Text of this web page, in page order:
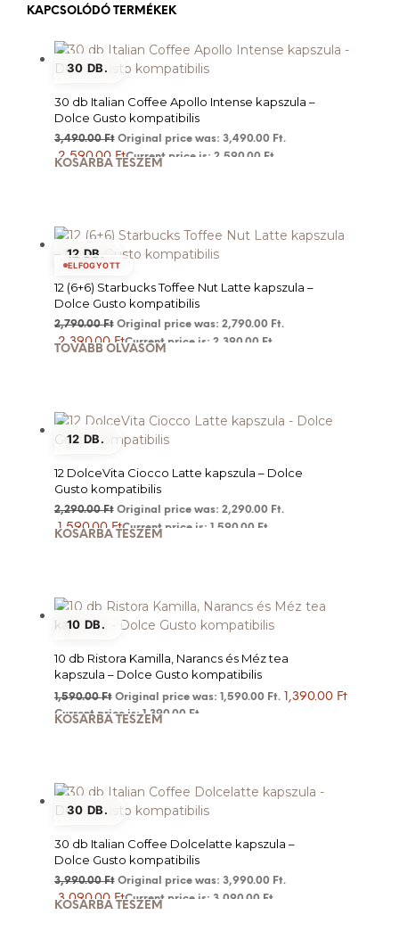
KAPCSOLÓDÓ TERMÉKEK
30 DB.
30 db Italian Coffee Apollo Intense kapszula –
Dolce Gusto kompatibilis
3,490.00Ft Original price was: 3,490.00 Ft.
2,590.00 FtCurrent price is: 2,590.00 Ft.
KOSÁRBA TESZEM
12 DB.
ELFOGYOTT
12 (6+6) Starbucks Toffee Nut Latte kapszula –
Dolce Gusto kompatibilis
2,790.00Ft Original price was: 2,790.00 Ft.
2,390.00FtCurrent price is: 2,390.00 Ft.
TOVÁBB OLVASOM
12 DB.
12 DolceVita Ciocco Latte kapszula – Dolce
Gusto kompatibilis
2,290.00Ft Original price was: 2,290.00 Ft.
1,590.00FtCurrent price is: 1,590.00 Ft.
KOSÁRBA TESZEM
10 DB.
10 db Ristora Kamilla, Narancs és Méz tea
kapszula – Dolce Gusto kompatibilis
1,590.00Ft Original price was: 1,590.00 Ft. 1,390.00 Ft
Current price is: 1,390.00 Ft.
KOSÁRBA TESZEM
30 DB.
30 db Italian Coffee Dolcelatte kapszula –
Dolce Gusto kompatibilis
3,990.00Ft Original price was: 3,990.00 Ft.
3,090.00 FtCurrent price is: 3,090.00 Ft.
KOSÁRBA TESZEM